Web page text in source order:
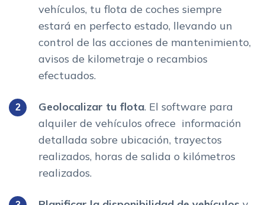
vehículos, tu flota de coches siempre
estará en perfecto estado, llevando un
control de las acciones de mantenimiento,
avisos de kilometraje o recambios
efectuados.
Geolocalizar tu flota. El software para
alquiler de vehículos ofrece información
detallada sobre ubicación, trayectos
realizados, horas de salida o kilómetros
realizados.